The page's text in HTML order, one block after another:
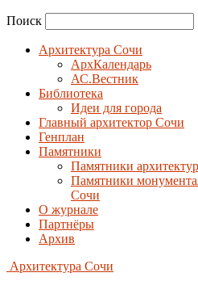
Поиск
Архитектура Сочи
АрхКалендарь
АС.Вестник
Библиотека
Идеи для города
Главный архитектор Сочи
Генплан
Памятники
Памятники
Памятники
Сочи
О журнале
Партнёры
Архив
Архитектура Сочи